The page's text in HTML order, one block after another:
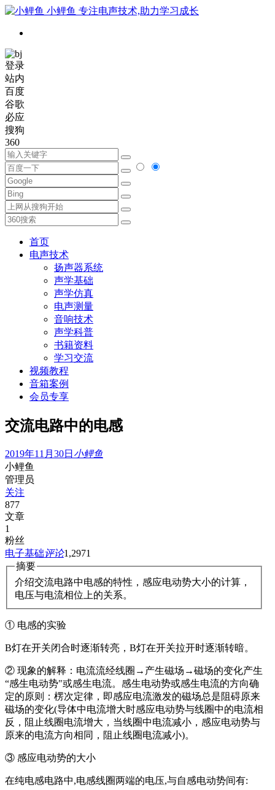
小鲤鱼 专注电声技术,助力学习成长
登录
站内
百度
谷歌
必应
搜狗
360
首页
电声技术
扬声器系统
声学基础
声学仿真
电声测量
音响技术
声学科普
书籍资料
学习交流
视频教程
音箱案例
会员专享
交流电路中的电感
2019年11月30日 小鲤鱼
小鲤鱼
管理员
关注
877
文章
1
粉丝
电子基础评论1,2971
摘要
介绍交流电路中电感的特性，感应电动势大小的计算，
电压与电流相位上的关系。
① 电感的实验
B灯在开关闭合时逐渐转亮，B灯在开关拉开时逐渐转暗。
② 现象的解释：电流流经线圈→产生磁场→磁场的变化产生
“感生电动势"或感生电流。感生电动势或感生电流的方向确
定的原则：楞次定律，即感应电流激发的磁场总是阻碍原来
磁场的变化(导体中电流增大时感应电动势与线圈中的电流相
反，阻止线圈电流增大，当线圈中电流减小，感应电动势与
原来的电流方向相同，阻止线圈电流减小)。
③ 感应电动势的大小
在纯电感电路中,电感线圈两端的电压,与自感电动势间有: